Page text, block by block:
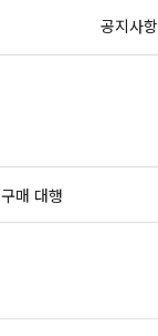
공지사항
구매 대행